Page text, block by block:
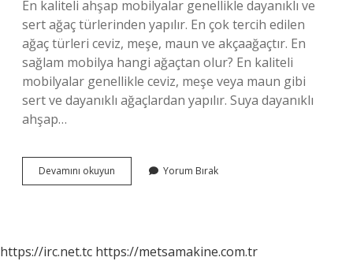
En kaliteli ahşap mobilyalar genellikle dayanıklı ve
sert ağaç türlerinden yapılır. En çok tercih edilen
ağaç türleri ceviz, meşe, maun ve akçaağaçtır. En
sağlam mobilya hangi ağaçtan olur? En kaliteli
mobilyalar genellikle ceviz, meşe veya maun gibi
sert ve dayanıklı ağaçlardan yapılır. Suya dayanıklı
ahşap…
Devamını okuyun
Ahşap
Yorum Bırak
https://irc.net.tc https://metsamakine.com.tr